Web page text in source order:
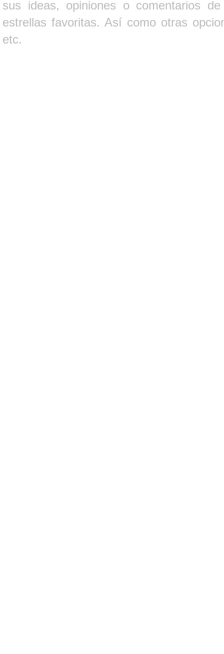
sus ideas, opiniones o comentarios
estrellas favoritas. Así como otras
etc.